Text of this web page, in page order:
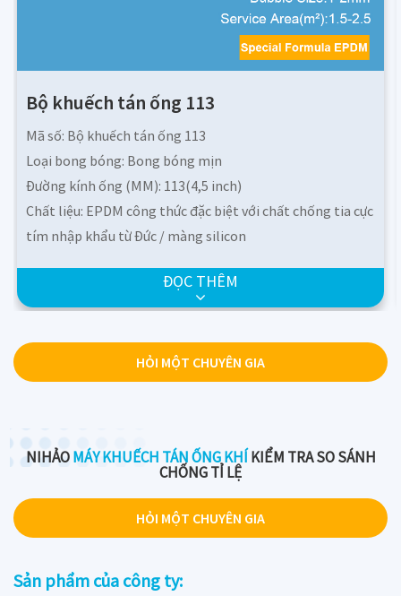
Bộ khuếch tán ống 113
Mã số: Bộ khuếch tán ống 113
Loại bong bóng: Bong bóng mịn
Đường kính ống (MM): 113(4,5 inch)
Chất liệu: EPDM công thức đặc biệt với chất chống tia cực
tím nhập khẩu từ Đức / màng silicon
Phạm vi dòng chảy (m3/giờ): 6-28
Kích thước bong bóng (mm): 0,8-2,0
Khu vực dịch vụ: 1,0-2,5
ĐỌC THÊM
HỎI MỘT CHUYÊN GIA
NIHẢOMÁY KHUẾCH TÁN ỐNG KHÍ KIỂM TRA SO SÁNH
CHỐNG TỈ LỆ
HỎI MỘT CHUYÊN GIA
Sản phẩm của công ty: